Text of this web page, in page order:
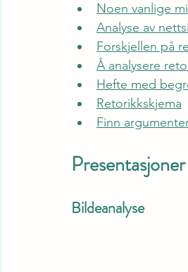
Noen vanlige
Analyse av
Forskjellen på
Å analysere
Hefte med
Retorikkskjema
Finn
Presentasjoner
Bildeanalyse